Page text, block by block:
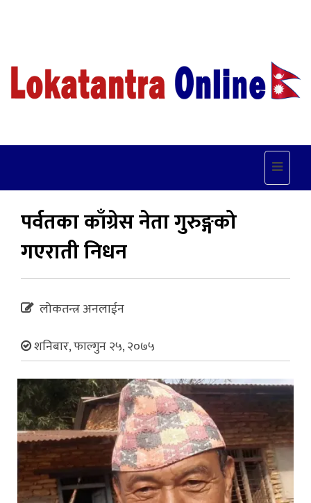
Toggle
पर्वतका काँग्रेस नेता गुरुङ्गको
गएराती निधन
लोकतन्त्र अनलाईन
शनिबार, फाल्गुन २५, २०७५